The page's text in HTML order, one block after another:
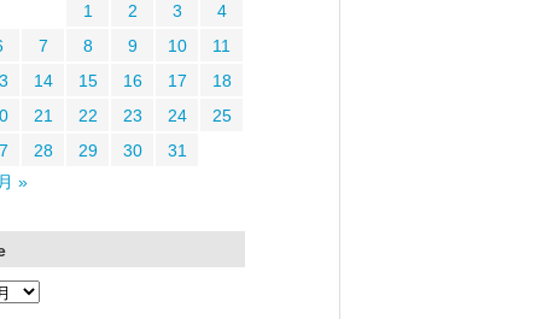
1 2 3
4
7 8 9 10
11
14 15 16 17
18
21 22 23 24
25
28 29 30
31
»